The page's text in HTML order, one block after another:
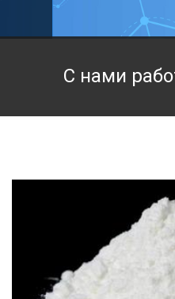
Техническая химия
С нами